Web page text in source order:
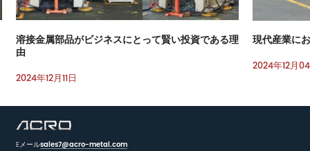
溶接金属部品がビジネスにとって賢い投資である理
由
2024年12月11日
現代産業に
2024年12月
Eメールsales7@acro-metal.com